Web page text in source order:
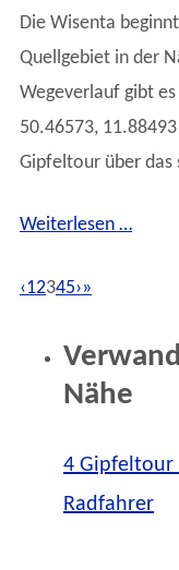
Die Wisenta
Quellgebiet in der
Wegeverlauf gibt
50.46573,
Gipfeltour über das
Weiterlesen …
‹12345›»
Nähe
4 Gipfeltour
Radfahrer